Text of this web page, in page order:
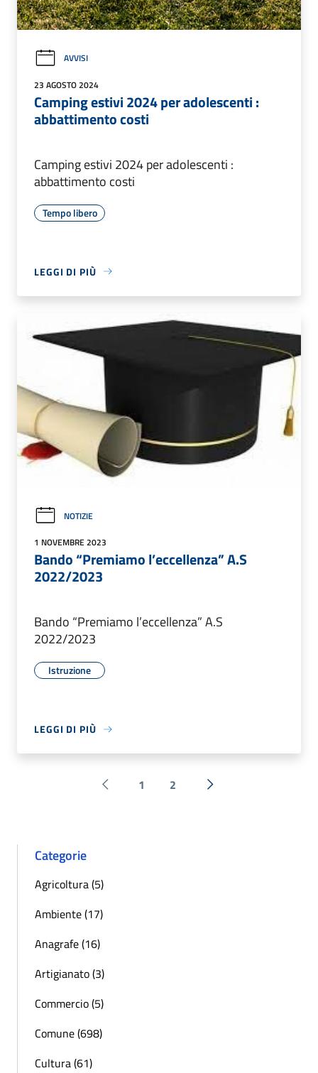
AVVISI
23 AGOSTO 2024
Camping estivi 2024 per adolescenti :
abbattimento costi
Camping estivi 2024 per adolescenti :
abbattimento costi
Tempo libero
LEGGI DI PIÙ
NOTIZIE
1 NOVEMBRE 2023
Bando “Premiamo l’eccellenza” A.S
2022/2023
Bando “Premiamo l’eccellenza” A.S
2022/2023
Istruzione
LEGGI DI PIÙ
Pagina precedente
1 2 Successiva »
Categorie
Agricoltura (5)
Ambiente (17)
Anagrafe (16)
Artigianato (3)
Commercio (5)
Comune (698)
Cultura (61)